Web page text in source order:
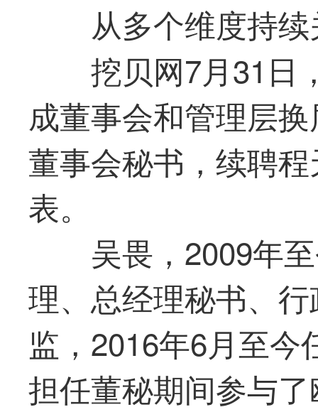
从多个维度持
挖贝网7月31日
成董事会和管理层
董事会秘书，续聘
表。
吴畏，2009年
理、总经理秘书、
监，2016年6月至
担任董秘期间参与